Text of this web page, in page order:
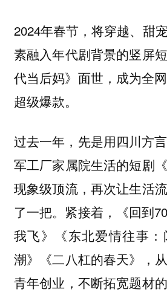
2024年春节，将穿越、甜
素融入年代剧背景的竖屏
代当后妈》面世，成为全
超级爆款。
过去一年，先是用四川方
军工厂家属院生活的短剧
现象级顶流，再次让生活
了一把。紧接着，《回到
我飞》《东北爱情往事
潮》《二八杠的春天》，
青年创业，不断拓宽题材